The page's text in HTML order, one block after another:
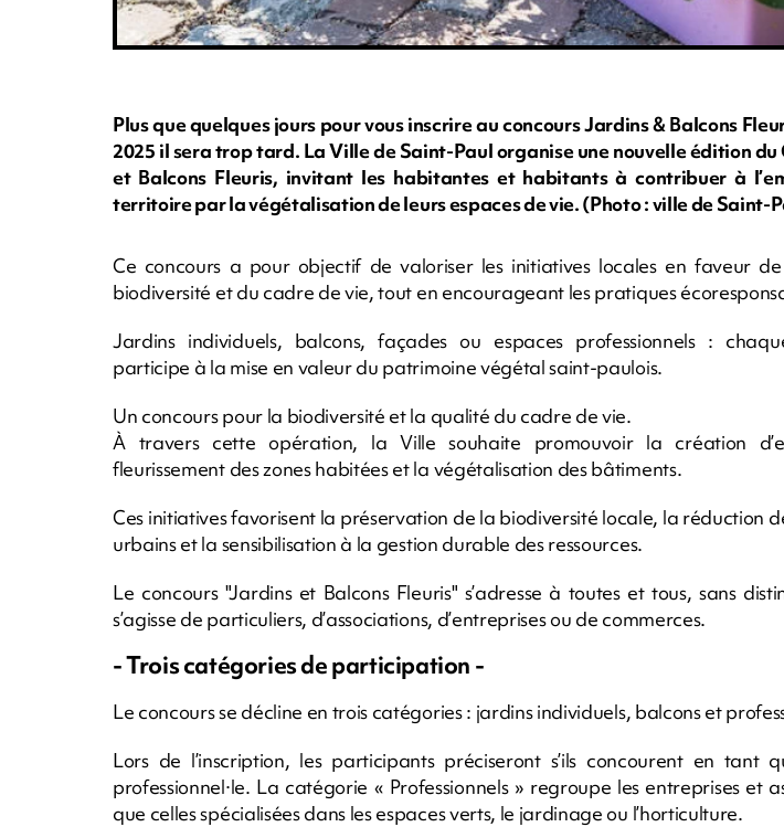
Plus que quelques jours pour vous inscrire au concours Jardins & Balcons
2025 il sera trop tard. La Ville de Saint-Paul organise une nouvelle édition du
et Balcons Fleuris, invitant les habitantes et habitants à contribuer à
territoire par la végétalisation de leurs espaces de vie. (Photo : ville de Saint-
Ce concours a pour objectif de valoriser les initiatives locales en faveur
biodiversité et du cadre de vie, tout en encourageant les pratiques
Jardins individuels, balcons, façades ou espaces professionnels :
participe à la mise en valeur du patrimoine végétal saint-paulois.
Un concours pour la biodiversité et la qualité du cadre de vie.
À travers cette opération, la Ville souhaite promouvoir la création
fleurissement des zones habitées et la végétalisation des bâtiments.
Ces initiatives favorisent la préservation de la biodiversité locale, la réduction
urbains et la sensibilisation à la gestion durable des ressources.
Le concours "Jardins et Balcons Fleuris" s’adresse à toutes et tous, sans
s’agisse de particuliers, d’associations, d’entreprises ou de commerces.
- Trois catégories de participation -
Le concours se décline en trois catégories : jardins individuels, balcons et
Lors de l’inscription, les participants préciseront s’ils concourent en tant
professionnel·le. La catégorie « Professionnels » regroupe les entreprises et
que celles spécialisées dans les espaces verts, le jardinage ou l’horticulture.